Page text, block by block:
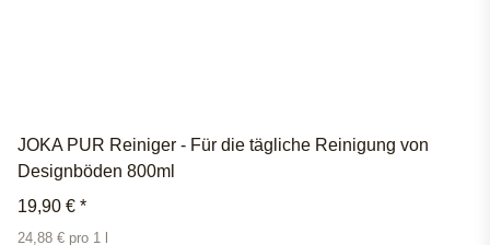
JOKA PUR Reiniger - Für die tägliche Reinigung von
Designböden 800ml
19,90 € *
24,88 € pro 1 l